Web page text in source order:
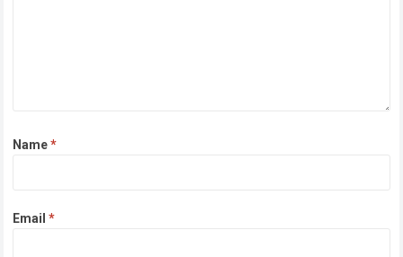
Name*
Email*